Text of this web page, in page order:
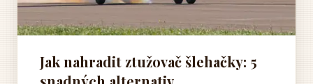
Jak nahradit ztužovač šlehačky: 5